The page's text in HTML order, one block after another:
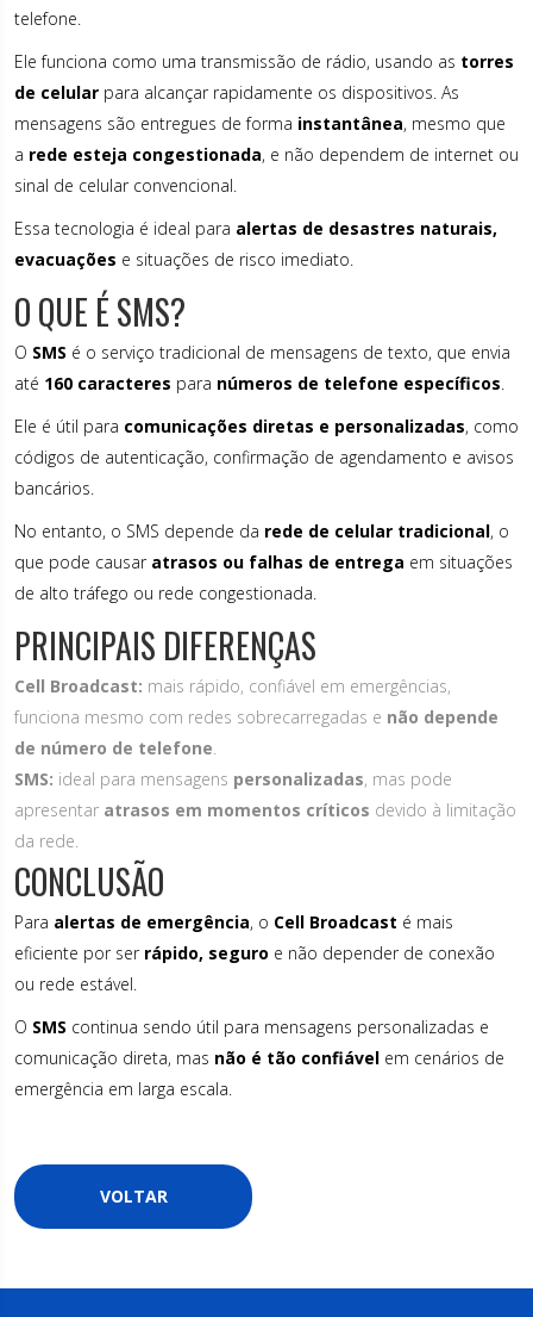
telefone.
Ele funciona como uma transmissão de rádio, usando as torres
de celular para alcançar rapidamente os dispositivos. As
mensagens são entregues de forma instantânea, mesmo que
a rede esteja congestionada, e não dependem de internet ou
sinal de celular convencional.
Essa tecnologia é ideal para alertas de desastres naturais,
evacuações e situações de risco imediato.
O QUE É SMS?
O SMS é o serviço tradicional de mensagens de texto, que envia
até 160 caracteres para números de telefone específicos.
Ele é útil para comunicações diretas e personalizadas, como
códigos de autenticação, confirmação de agendamento e avisos
bancários.
No entanto, o SMS depende da rede de celular tradicional, o
que pode causar atrasos ou falhas de entrega em situações
de alto tráfego ou rede congestionada.
PRINCIPAIS DIFERENÇAS
Cell Broadcast: mais rápido, confiável em emergências,
funciona mesmo com redes sobrecarregadas e não depende
de número de telefone.
SMS: ideal para mensagens personalizadas, mas pode
apresentar atrasos em momentos críticos devido à limitação
da rede.
CONCLUSÃO
Para alertas de emergência, o Cell Broadcast é mais
eficiente por ser rápido, seguro e não depender de conexão
ou rede estável.
O SMS continua sendo útil para mensagens personalizadas e
comunicação direta, mas não é tão confiável em cenários de
emergência em larga escala.
VOLTAR